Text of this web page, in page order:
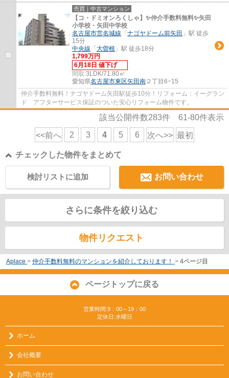
玉善
売買｜中古マンション
【コ・ドミオンろくしゃ】✨️仲介手数料無料✨️矢田
小学校・矢田中学校
名古屋市営名城線 「 ナゴヤドーム前矢田 」駅 徒歩
15分
中央線 「 大曽根 」駅 徒歩18分
1,799万円
6月18日 値下げ
間取:3LDK/71.80㎡
愛知県名古屋市東区矢田南 ２丁目6−15
仲介手数料無料！ナゴヤドーム矢田駅徒歩10分！リフォーム：イーグラン
ド アフターサービス保証のついた安心リフォーム物件です。
該当公開件数283件 61-80件表示
<<前へ 2 3 4 5 6 次へ>> 最初
チェックした物件をまとめて
お問い合わせ
検討リストに追加
さらに条件を絞り込む
物件リクエスト
Aplace > 仲介手数料無料のマンションを紹介しております！ > 4ページ目
ページトップに戻る
営業時間:9：00～19：00
定休日:水曜日
ホーム
会社概要
お問い合わせ